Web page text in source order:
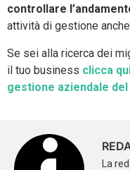
controllare
attività di gestione
Se sei alla ricerca dei
il tuo business clicca
gestione aziendale
La